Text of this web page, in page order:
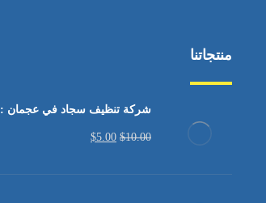
منتجاتنا
شركة تنظيف سجاد في عجمان :0551030483
$10.00
$5.00